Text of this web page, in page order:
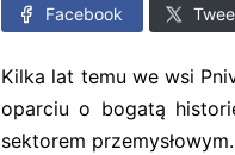
Facebook
Kilka lat temu we wsi
oparciu o bogatą
sektorem przemysłowym.